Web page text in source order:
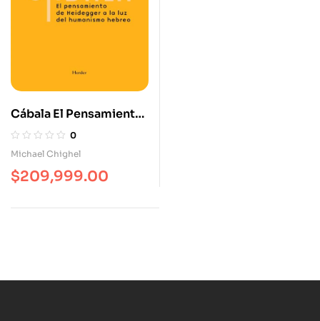
Cábala El Pensamiento
De Heidegger A La Luz
Del Humanismo
0
Michael Chighel
$209,999.00